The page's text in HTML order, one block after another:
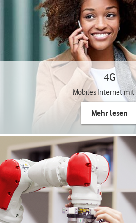
4G
Mobiles Internet mit
Mehr lesen